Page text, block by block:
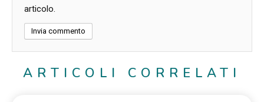
articolo.
ARTICOLI CORRELATI